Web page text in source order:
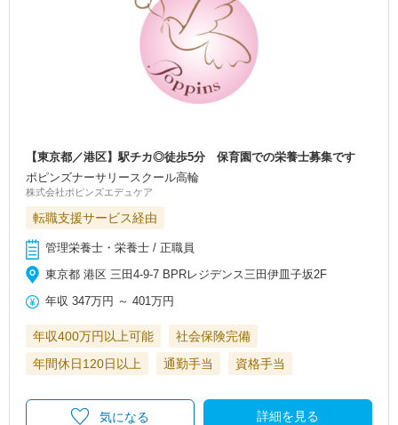
【東京都／港区】駅チカ◎徒歩5分 保育園での栄養士募集です
ポピンズナーサリースクール高輪
株式会社ポピンズエデュケア
転職支援サービス経由
管理栄養士・栄養士 / 正職員
東京都 港区 三田4-9-7 BPRレジデンス三田伊皿子坂2F
年収 347万円 ～401万円
年収400万円以上可能
社会保険完備
年間休日120日以上
通勤手当 資格手当
詳細を見る
気になる